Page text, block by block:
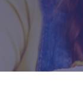
COLÉGIO
NÍVEIS DE
HIGH